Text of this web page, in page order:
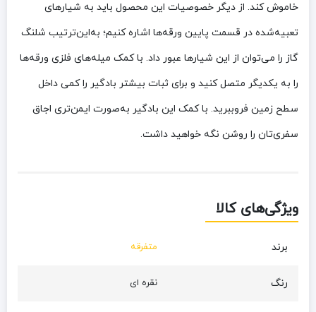
خاموش کند. از دیگر خصوصیات این محصول باید به شیارهای
تعبیه‌شده در قسمت پایین ورقه‌ها اشاره کنیم؛ به‌این‌ترتیب شلنگ
گاز را می‌توان از این شیارها عبور داد. با کمک میله‌های فلزی ورقه‌ها
را به یکدیگر متصل کنید و برای ثبات بیشتر بادگیر را کمی داخل
سطح زمین فروببرید. با کمک این بادگیر به‌صورت ایمن‌تری اجاق
سفری‌تان را روشن نگه خواهید داشت.
ویژگی‌های کالا
برند متفرقه
رنگ نقره ای